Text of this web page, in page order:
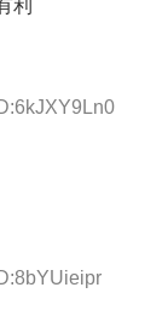
利